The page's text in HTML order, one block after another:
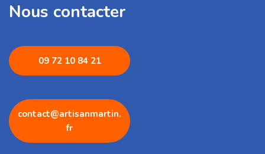
Nous contacter
09 72 10 84 21
contact@artisanmartin.
fr